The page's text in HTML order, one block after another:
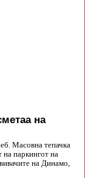
на
Масовна тепачка
на паркингот на
на Динамо,